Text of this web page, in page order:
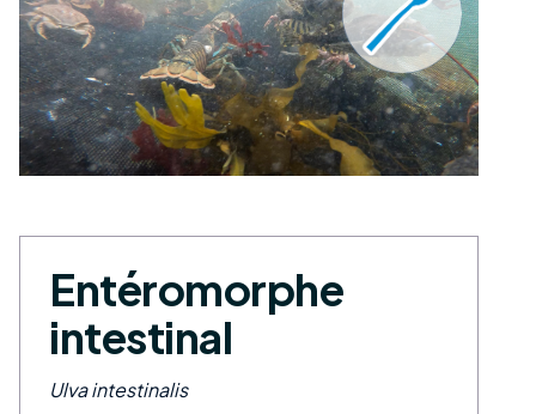
Entéromorphe
intestinal
Ulva intestinalis